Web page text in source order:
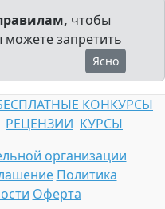
чтобы
можете запретить
Ясно
КОНКУРСЫ
РЕЦЕНЗИИ КУРСЫ
организации
Политика
Оферта